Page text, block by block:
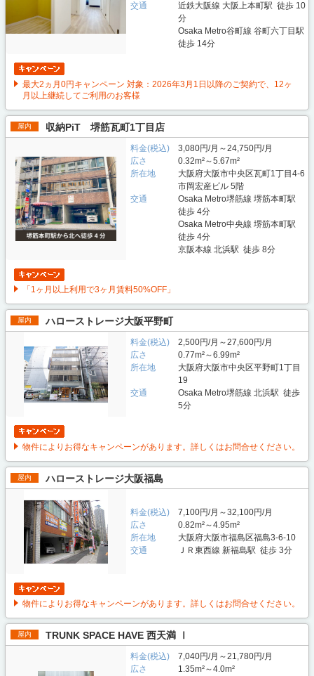
交通
近鉄大阪線 大阪上本町駅 徒歩 10
分
Osaka Metro谷町線 谷町六丁目駅
徒歩 14分
最大2ヵ月0円キャンペーン 対象：2026年3月1日以降のご契約で、12ヶ
月以上継続してご利用のお客様
屋内 収納PiT 堺筋瓦町1丁目店
料金(税込)
3,080円/月～24,750円/月
広さ
0.32m²～5.67m²
所在地
大阪府大阪市中央区瓦町1丁目4-6
市岡宏産ビル 5階
交通
Osaka Metro堺筋線 堺筋本町駅
徒歩 4分
Osaka Metro中央線 堺筋本町駅
徒歩 4分
京阪本線 北浜駅 徒歩 8分
「1ヶ月以上利用で3ヶ月賃料50%OFF」
屋内 ハローストレージ大阪平野町
料金(税込)
2,500円/月～27,600円/月
広さ
0.77m²～6.99m²
所在地
大阪府大阪市中央区平野町1丁目
19
交通
Osaka Metro堺筋線 北浜駅 徒歩
5分
物件によりお得なキャンペーンがあります。詳しくはお問合せください。
屋内 ハローストレージ大阪福島
料金(税込)
7,100円/月～32,100円/月
広さ
0.82m²～4.95m²
所在地
大阪府大阪市福島区福島3-6-10
交通
ＪＲ東西線 新福島駅 徒歩 3分
物件によりお得なキャンペーンがあります。詳しくはお問合せください。
屋内 TRUNK SPACE HAVE 西天満 Ⅰ
料金(税込)
7,040円/月～21,780円/月
広さ
1.35m²～4.0m²